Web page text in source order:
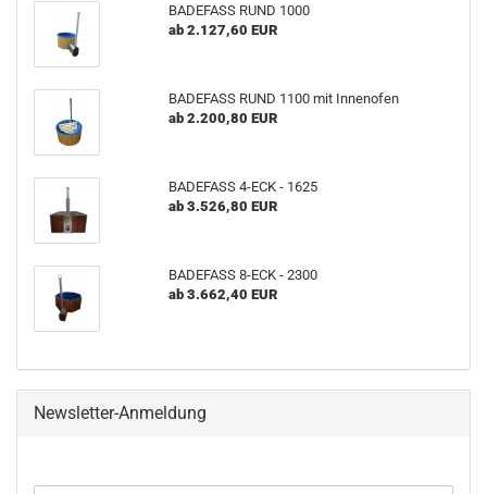
BADEFASS RUND 1000
ab 2.127,60 EUR
BADEFASS RUND 1100 mit Innenofen
ab 2.200,80 EUR
BADEFASS 4-ECK - 1625
ab 3.526,80 EUR
BADEFASS 8-ECK - 2300
ab 3.662,40 EUR
Newsletter-Anmeldung